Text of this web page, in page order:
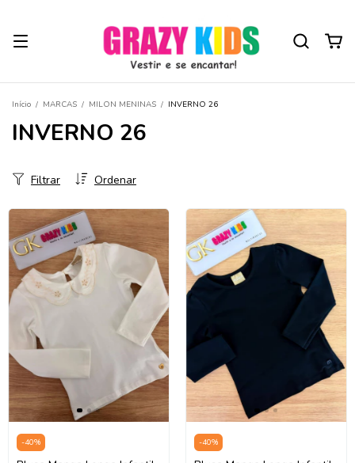
Início / MARCAS / MILON MENINAS / INVERNO 26
INVERNO 26
Ordenar
Filtrar
-40% -40%